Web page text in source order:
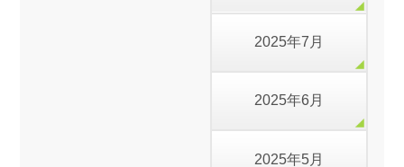
2025年7月
2025年6月
2025年5月